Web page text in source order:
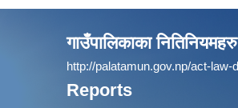
गाउँपालिकाका नितिनियमहरु
http://palatamun.gov.np/act-law-
Reports